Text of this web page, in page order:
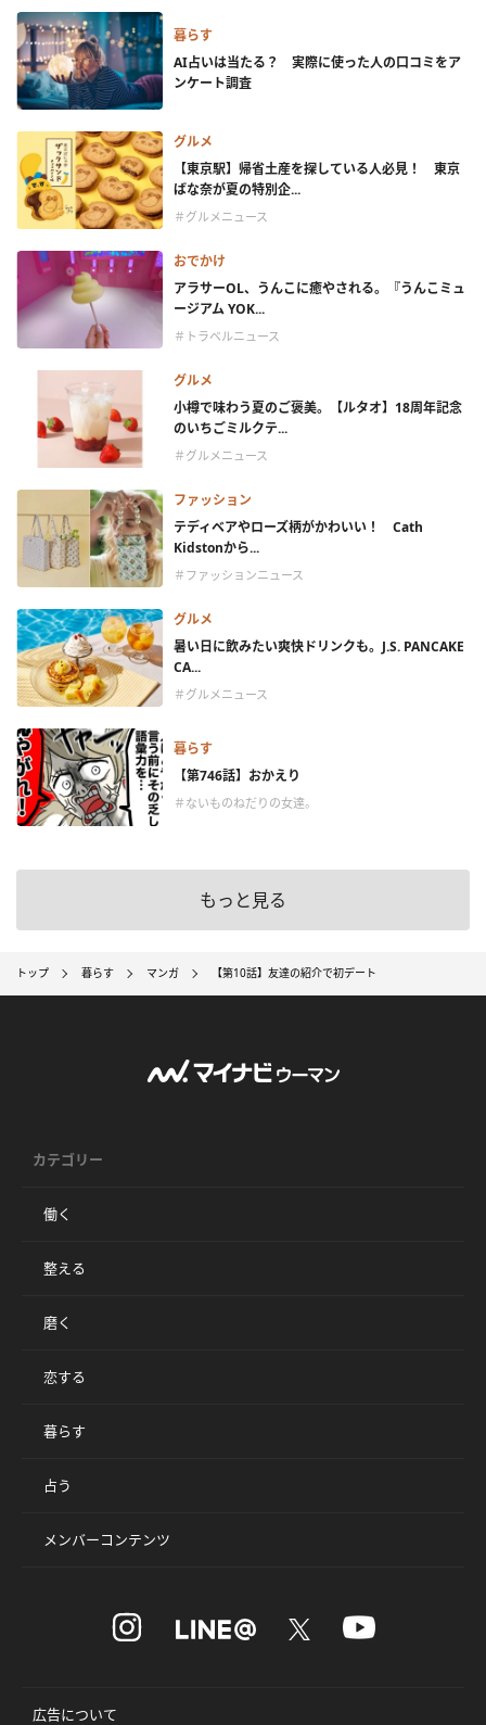
暮らす
AI占いは当たる？ 実際に使った人の口コミをア
ンケート調査
グルメ
【東京駅】帰省土産を探している人必見！ 東京
ばな奈が夏の特別企...
＃グルメニュース
おでかけ
アラサーOL、うんこに癒やされる。『うんこミュ
ージアム YOK...
＃トラベルニュース
グルメ
小樽で味わう夏のご褒美。【ルタオ】18周年記念
のいちごミルクテ...
＃グルメニュース
ファッション
テディベアやローズ柄がかわいい！ Cath
Kidstonから...
＃ファッションニュース
グルメ
暑い日に飲みたい爽快ドリンクも。J.S. PANCAKE
CA...
＃グルメニュース
暮らす
【第746話】おかえり
＃ないものねだりの女達。
もっと見る
トップ 暮らす マンガ 【第10話】友達の紹介で初デート
カテゴリー
働く
整える
磨く
恋する
暮らす
占う
メンバーコンテンツ
広告について